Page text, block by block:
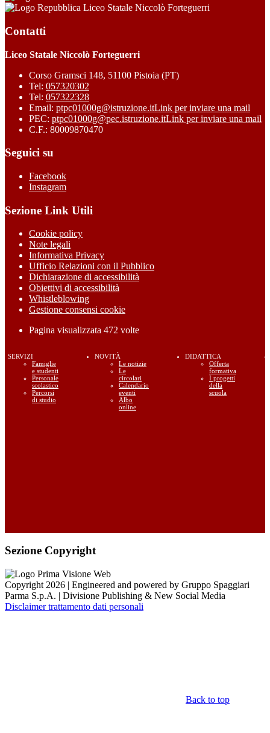
Liceo Statale Niccolò Forteguerri
Contatti
Liceo Statale Niccolò Forteguerri
Corso Gramsci 148, 51100 Pistoia (PT)
Tel: 057320302
Tel: 057322328
Email: ptpc01000g@istruzione.itLink per inviare una mail
PEC: ptpc01000g@pec.istruzione.itLink per inviare una mail
C.F.: 80009870470
Seguici su
Facebook
Instagram
Sezione Link Utili
Cookie policy
Note legali
Informativa Privacy
Ufficio Relazioni con il Pubblico
Dichiarazione di accessibilità
Obiettivi di accessibilità
Whistleblowing
Gestione consensi cookie
Pagina visualizzata 472 volte
SERVIZI
Famiglie
e studenti
Personale
scolastico
Percorsi
di studio
NOVITÀ
Le notizie
Le
circolari
Calendario
eventi
Albo
online
DIDATTICA
Offerta
formativa
I progetti
della
scuola
Sezione Copyright
Copyright 2026 | Engineered and powered by Gruppo Spaggiari
Parma S.p.A. | Divisione Publishing & New Social Media
Disclaimer trattamento dati personali
Back to top